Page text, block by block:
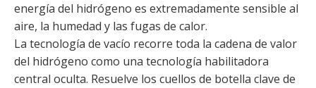
energía del hidrógeno es extremadamente sensible al
aire, la humedad y las fugas de calor.
La tecnología de vacío recorre toda la cadena de valor
del hidrógeno como una tecnología habilitadora
central oculta. Resuelve los cuellos de botella clave de